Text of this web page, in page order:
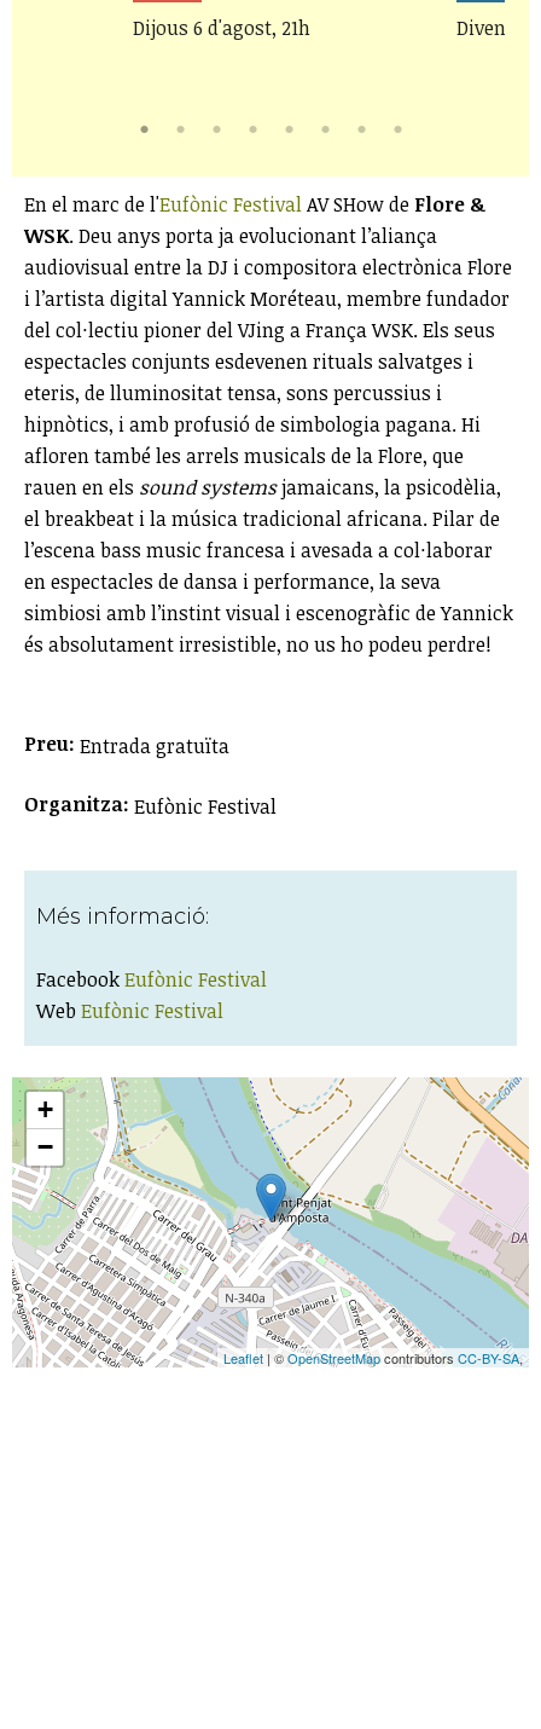
Dijous 6 d'agost, 21h
En el marc de l'Eufònic FestivalAV SHow de Flore &
WSK. Deu anys porta ja evolucionant l’aliança
audiovisual entre la DJ i compositora electrònica Flore
i l’artista digital Yannick Moréteau, membre fundador
del col·lectiu pioner del VJing a França WSK. Els seus
espectacles conjunts esdevenen rituals salvatges i
eteris, de lluminositat tensa, sons percussius i
hipnòtics, i amb profusió de simbologia pagana. Hi
afloren també les arrels musicals de la Flore, que
rauen en els sound systemsjamaicans, la psicodèlia,
el breakbeat i la música tradicional africana. Pilar de
l’escena bass music francesa i avesada a col·laborar
en espectacles de dansa i performance, la seva
simbiosi amb l’instint visual i escenogràfic de Yannick
és absolutament irresistible, no us ho podeu perdre!
Preu: Entrada gratuïta
Organitza: Eufònic Festival
Més informació:
FacebookEufònic Festival
Web Eufònic Festival
+
−
Leaflet | ©OpenStreetMapcontributors CC-BY-SA,